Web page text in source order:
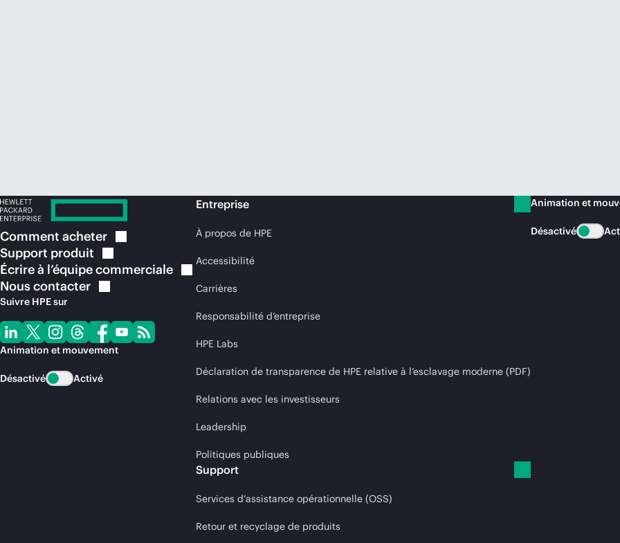
Comment acheter
Support produit
Écrire à l’équipecommerciale
Nouscontacter
Suivre HPE sur
Animation et mouvement
Désactivé Activé
Entreprise
À propos de HPE
Accessibilité
Carrières
Responsabilité d’entreprise
HPE Labs
Déclaration de transparence de HPE relative à l’esclavage moderne (PDF)
Relations avec les investisseurs
Leadership
Politiques publiques
Support
Services d’assistance opérationnelle (OSS)
Retour et recyclage de produits
Animation et
Désactivé